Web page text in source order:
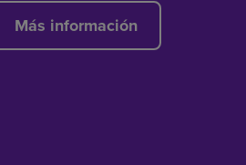
Más información